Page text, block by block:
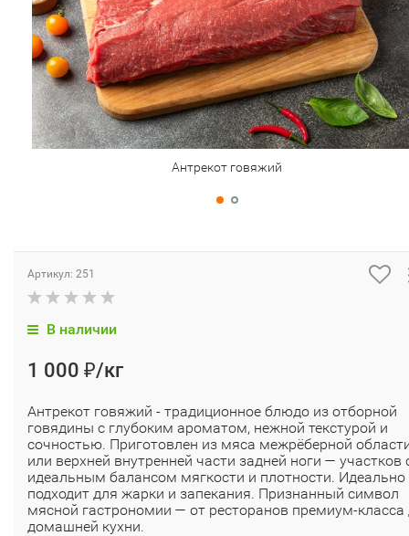
Антрекот говяжий
Артикул: 251
В наличии
1 000 ₽/кг
Антрекот говяжий - традиционное блюдо из отборной
говядины с глубоким ароматом, нежной текстурой и
сочностью. Приготовлен из мяса межрёберной
или верхней внутренней части задней ноги — участков
идеальным балансом мягкости и плотности. Идеально
подходит для жарки и запекания. Признанный символ
мясной гастрономии — от ресторанов премиум‑класса
домашней кухни.